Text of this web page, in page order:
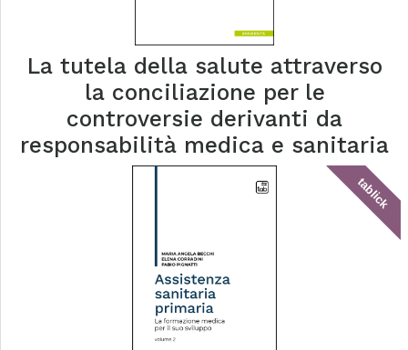
La tutela della salute attraverso
la conciliazione per le
controversie derivanti da
responsabilità medica e sanitaria
tablick